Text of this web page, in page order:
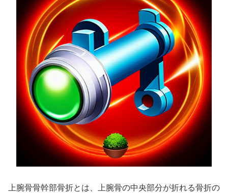
上腕骨骨幹部骨折とは、上腕骨の中央部分が折れる骨折の